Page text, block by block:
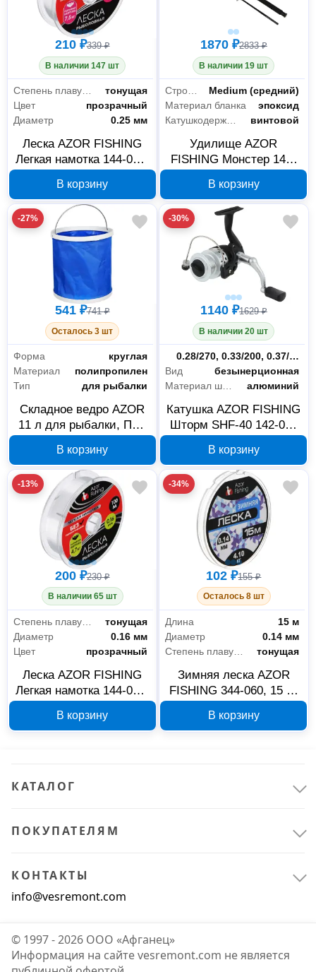
Спорт и туризм
Охота и рыбалка
Туризм и кемпинг
Спецодежда и СИЗ
Головные уборы
Зимняя спецодежда 2
Термобелье 3
Всё для сада 3
Садовая мебель
Садовый инструмент и инвентарь
Офис и дом
Для дома
210 ₽339 ₽
В наличии 147 шт
Степень плавучести
тонущая
Цвет
прозрачный
Диаметр
0.25 мм
Леска AZOR FISHING
Легкая намотка 144-057,
В корзину
1870 ₽2833 ₽
В наличии 19 шт
Строй бланка
Medium (средний)
Материал бланка
эпоксид
Катушкодержатель
винтовой
Удилище AZOR
FISHING Монстер 149-
г
В корзину
-27%
541 ₽741 ₽
Осталось 3 шт
Форма
круглая
Материал
полипропилен
Тип
для рыбалки
Складное ведро AZOR
11 л для рыбалки, ПВХ
В корзину
-30%
1140 ₽1629 ₽
В наличии 20 шт
Вместимость шпули (мм/м)0.28/270, 0.33/200, 0.37/160
Вид
безынерционная
Материал шпули
алюминий
Катушка AZOR FISHING
Шторм SHF-40 142-067
фрикционом
В корзину
-13%
200 ₽230 ₽
В наличии 65 шт
тонущая
Диаметр
0.16 мм
Цвет
прозрачный
Леска AZOR FISHING
Легкая намотка 144-054,
В корзину
-34%
102 ₽155 ₽
Осталось 8 шт
Длина
15 м
Диаметр
0.14 мм
Степень плавучести
тонущая
Зимняя леска AZOR
FISHING 344-060, 15 м,
В корзину
КАТАЛОГ
ПОКУПАТЕЛЯМ
КОНТАКТЫ
info@vesremont.com
© 1997 - 2026 ООО «Афганец»
Информация на сайте vesremont.com не является